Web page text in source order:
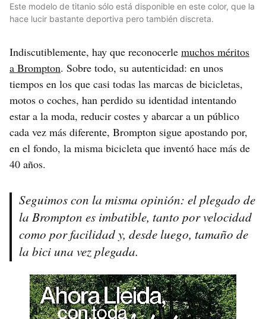
Este modelo de titanio sólo está disponible en este color, que la
hace lucir bastante deportiva pero también discreta.
Indiscutiblemente, hay que reconocerle muchos méritos
a Brompton. Sobre todo, su autenticidad: en unos
tiempos en los que casi todas las marcas de bicicletas,
motos o coches, han perdido su identidad intentando
estar a la moda, reducir costes y abarcar a un público
cada vez más diferente, Brompton sigue apostando por,
en el fondo, la misma bicicleta que inventó hace más de
40 años.
Seguimos con la misma opinión: el plegado de
la Brompton es imbatible, tanto por velocidad
como por facilidad y, desde luego, tamaño de
la bici una vez plegada.